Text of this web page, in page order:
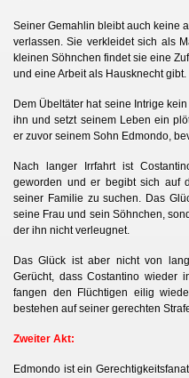
Seiner Gemahlin bleibt auch keine
verlassen. Sie verkleidet sich als
kleinen Söhnchen findet sie eine
und eine Arbeit als Hausknecht gibt.
Dem Übeltäter hat seine Intrige
ihn und setzt seinem Leben ein
er zuvor seinem Sohn Edmondo,
Nach langer Irrfahrt ist
geworden und er begibt sich auf
seiner Familie zu suchen. Das
seine Frau und sein Söhnchen,
der ihn nicht verleugnet.
Das Glück ist aber nicht von
Gerücht, dass Costantino wieder
fangen den Flüchtigen eilig
bestehen auf seiner gerechten
Zweiter Akt:
Edmondo ist ein